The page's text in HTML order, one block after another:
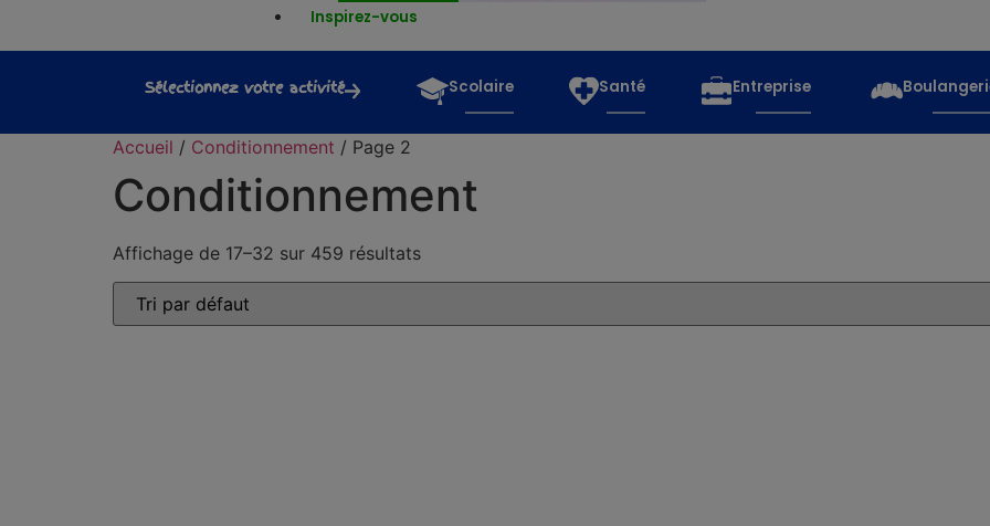
Inspirez-vous
Sélectionnez votre activité Scolaire Santé Entreprise
Accueil / Conditionnement / Page 2
Conditionnement
Affichage de 17–32 sur 459 résultats